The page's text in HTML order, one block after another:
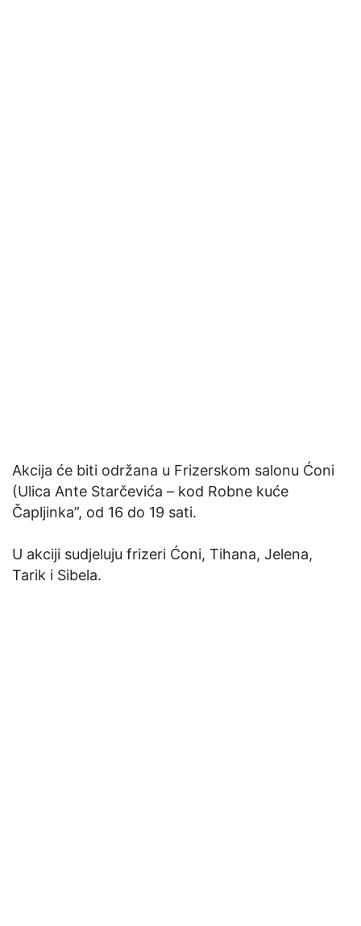
Akcija će biti održana u Frizerskom salonu Ćoni
(Ulica Ante Starčevića – kod Robne kuće
Čapljinka”, od 16 do 19 sati.
U akciji sudjeluju frizeri Ćoni, Tihana, Jelena,
Tarik i Sibela.